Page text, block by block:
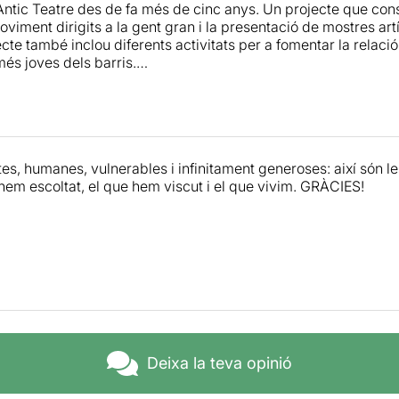
Teatre des de fa més de cinc anys. Un projecte que
dirigits a la gent gran i la presentació de mostres
també inclou diferents activitats per a fomentar la
joves dels barris.
una empremta inesborrable.
de l'arqueologia,la proposta està agrupada en
entrega i un llenguatge escènic potent,ens mostren
de compromís, el llibre de les flors seques, fotografies
agenda, un rellotge, uns brodats, un cor de drap, .....
humanes, vulnerables i infinitament generoses: així són
escoltat, el que hem viscut i el que vivim. GRÀCIES!
Deixa la teva opinió